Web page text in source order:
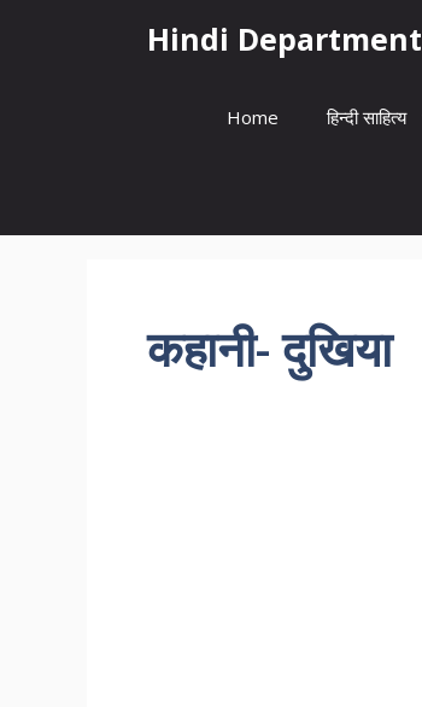
Hindi Department
Home हिन्दी साहित्य
कहानी- दुखिया